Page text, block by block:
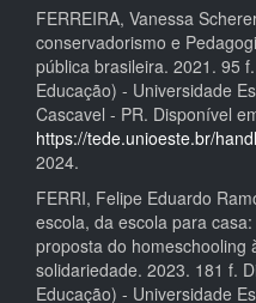
FERREIRA, Vanessa
conservadorismo e
pública brasileira. 2021. 95
Educação) - Universidade
Cascavel - PR. Disponível
https://tede.unioeste.br/
2024.
FERRI, Felipe Eduardo
escola, da escola para
proposta do homeschooling
solidariedade. 2023. 181 f.
Educação) - Universidade